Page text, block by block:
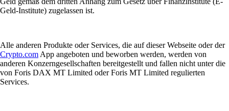
Geld-Institute) zugelassen ist.
Alle anderen Produkte oder Services, die auf dieser Webseite oder der
Crypto.com App angeboten und beworben werden, werden von
anderen Konzerngesellschaften bereitgestellt und fallen nicht unter die
von Foris DAX MT Limited oder Foris MT Limited regulierten
Services.